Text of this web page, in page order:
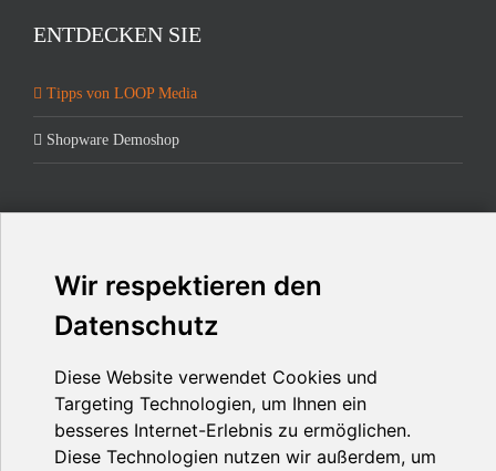
Wir respektieren den
Datenschutz
Diese Website verwendet Cookies und
Targeting Technologien, um Ihnen ein
besseres Internet-Erlebnis zu ermöglichen.
Diese Technologien nutzen wir außerdem, um
ENTDECKEN SIE
Tipps von LOOP Media
Shopware Demoshop
ZUM THEMA
Corporate Websites
E-Commerce